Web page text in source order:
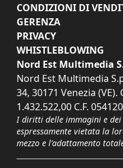
CONDIZIONI DI
GERENZA
PRIVACY
WHISTLEBLOWING
Nord Est Multimedia
Nord Est Multimedia
34, 30171 Venezia (VE).
1.432.522,00 C.F.
I diritti delle immagini e dei
espressamente vietata la
mezzo e l'adattamento